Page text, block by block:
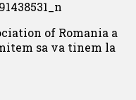
of Romania a
sa va tinem la